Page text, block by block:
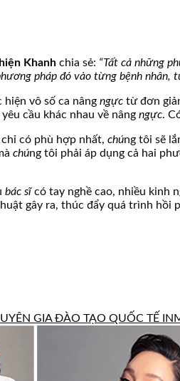
Khanh chia sẻ: “Tất cả những
pháp đó vào từng bệnh
hiện vô số ca nâng ngực từ đơn
cầu khác nhau về nâng ngực.
có phù hợp nhất, chúng tôi sẽ
chúng tôi phải áp dụng cả hai
bác sĩcó tay nghề cao, nhiều kinh
gây ra, thúc đẩy quá trình hồi
GIA ĐÀO TẠO QUỐC TẾ